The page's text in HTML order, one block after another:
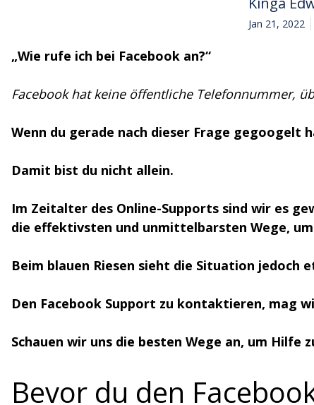
Jan 21, 2022
„Wie rufe ich bei Facebook an?“
Facebook hat keine öffentliche Telefonnummer,
Wenn du gerade nach dieser Frage gegoogelt
Damit bist du nicht allein.
Im Zeitalter des Online-Supports sind wir es
die effektivsten und unmittelbarsten Wege,
Beim blauen Riesen sieht die Situation jedoch
Den Facebook Support zu kontaktieren, mag
Schauen wir uns die besten Wege an, um Hilfe
Bevor du den